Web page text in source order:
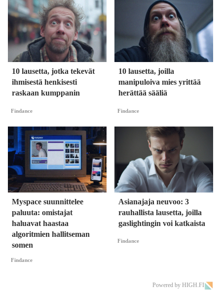
10 lausetta, jotka tekevät
ihmisestä henkisesti
raskaan kumppanin
Findance
10 lausetta, joilla
manipuloiva mies yrittää
herättää sääliä
Findance
Myspace suunnittelee
paluuta: omistajat
haluavat haastaa
algoritmien hallitseman
somen
Findance
Asianajaja neuvoo: 3
rauhallista lausetta, joilla
gaslightingin voi katkaista
Findance
Powered by HIGH.FI